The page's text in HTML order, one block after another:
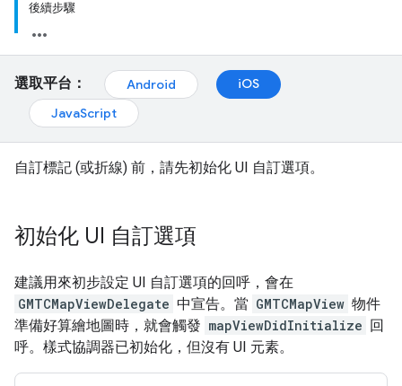
後續步驟
選取平台： Android
iOS
JavaScript
自訂標記 (或折線) 前，請先初始化 UI 自訂選項。
初始化 UI 自訂選項
建議用來初步設定 UI 自訂選項的回呼，會在
GMTCMapViewDelegate 中宣告。當 GMTCMapView 物件
準備好算繪地圖時，就會觸發 mapViewDidInitialize 回
呼。樣式協調器已初始化，但沒有 UI 元素。